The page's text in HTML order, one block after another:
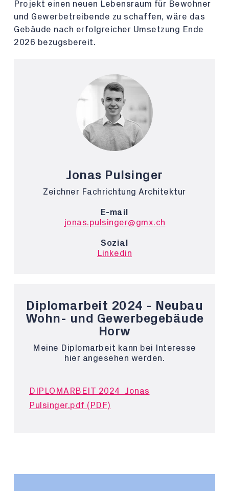
Projekt einen neuen Lebensraum für Bewohner
und Gewerbetreibende zu schaffen, wäre das
Gebäude nach erfolgreicher Umsetzung Ende
2026 bezugsbereit.
Jonas Pulsinger
Zeichner Fachrichtung Architektur
E-mail
jonas.pulsinger@gmx.ch
Sozial
Linkedin
Diplomarbeit 2024 - Neubau
Wohn- und Gewerbegebäude
Horw
Meine Diplomarbeit kann bei Interesse
hier angesehen werden.
DIPLOMARBEIT 2024_Jonas
Pulsinger.pdf (PDF)